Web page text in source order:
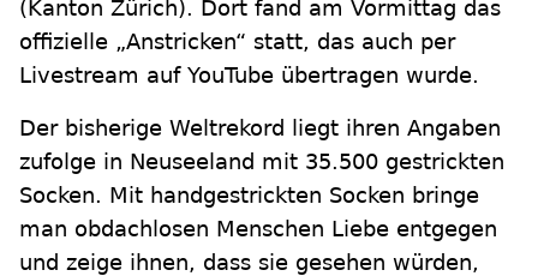
(Kanton Zürich). Dort fand am Vormittag das
offizielle „Anstricken“ statt, das auch per
Livestream auf YouTube übertragen wurde.
Der bisherige Weltrekord liegt ihren Angaben
zufolge in Neuseeland mit 35.500 gestrickten
Socken. Mit handgestrickten Socken bringe
man obdachlosen Menschen Liebe entgegen
und zeige ihnen, dass sie gesehen würden,